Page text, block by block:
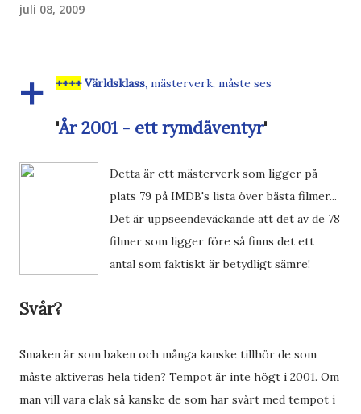
juli 08, 2009
+ ++++Världsklass, mästerverk, måste ses
'År 2001 - ett rymdäventyr'
Detta är ett mästerverk som ligger på
plats 79 på IMDB's lista över bästa filmer...
Det är uppseendeväckande att det av de 78
filmer som ligger före så finns det ett
antal som faktiskt är betydligt sämre!
Svår?
Smaken är som baken och många kanske tillhör de som
måste aktiveras hela tiden? Tempot är inte högt i 2001. Om
man vill vara elak så kanske de som har svårt med tempot i